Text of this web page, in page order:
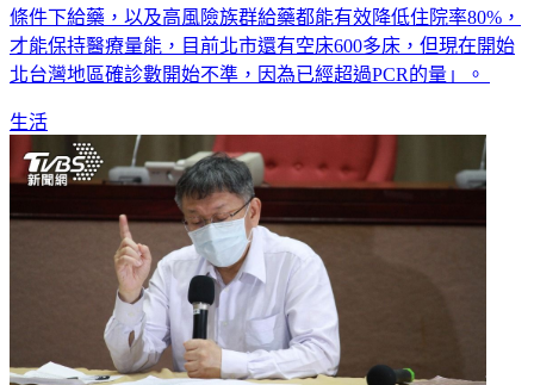
條件下給藥，以及高風險族群給藥都能有效降低住院率80%，
才能保持醫療量能，目前北市還有空床600多床，但現在開始
北台灣地區確診數開始不準，因為已經超過PCR的量」。
生活